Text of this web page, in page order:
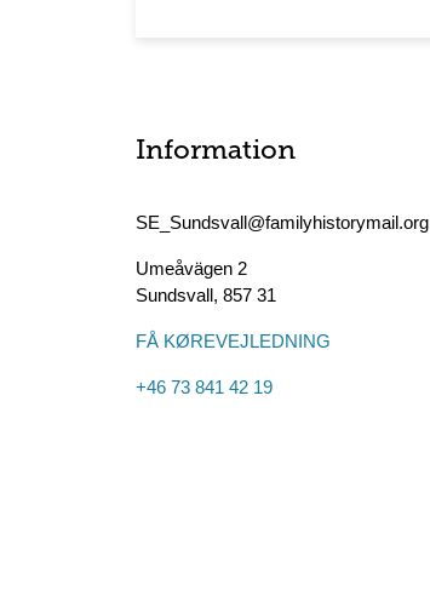
Information
SE_Sundsvall@familyhistorymail.org
Umeåvägen 2
Sundsvall, 857 31
FÅ KØREVEJLEDNING
+46 73 841 42 19